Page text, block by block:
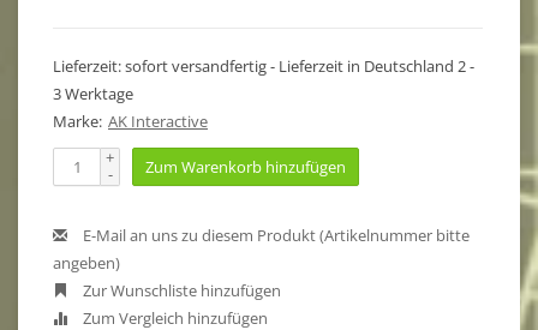
Lieferzeit: sofort versandfertig - Lieferzeit in Deutschland 2 -
3 Werktage
Marke: AK Interactive
+
- Zum Warenkorb hinzufügen
E-Mail an uns zu diesem Produkt (Artikelnummer bitte
angeben)
Zur Wunschliste hinzufügen
Zum Vergleich hinzufügen